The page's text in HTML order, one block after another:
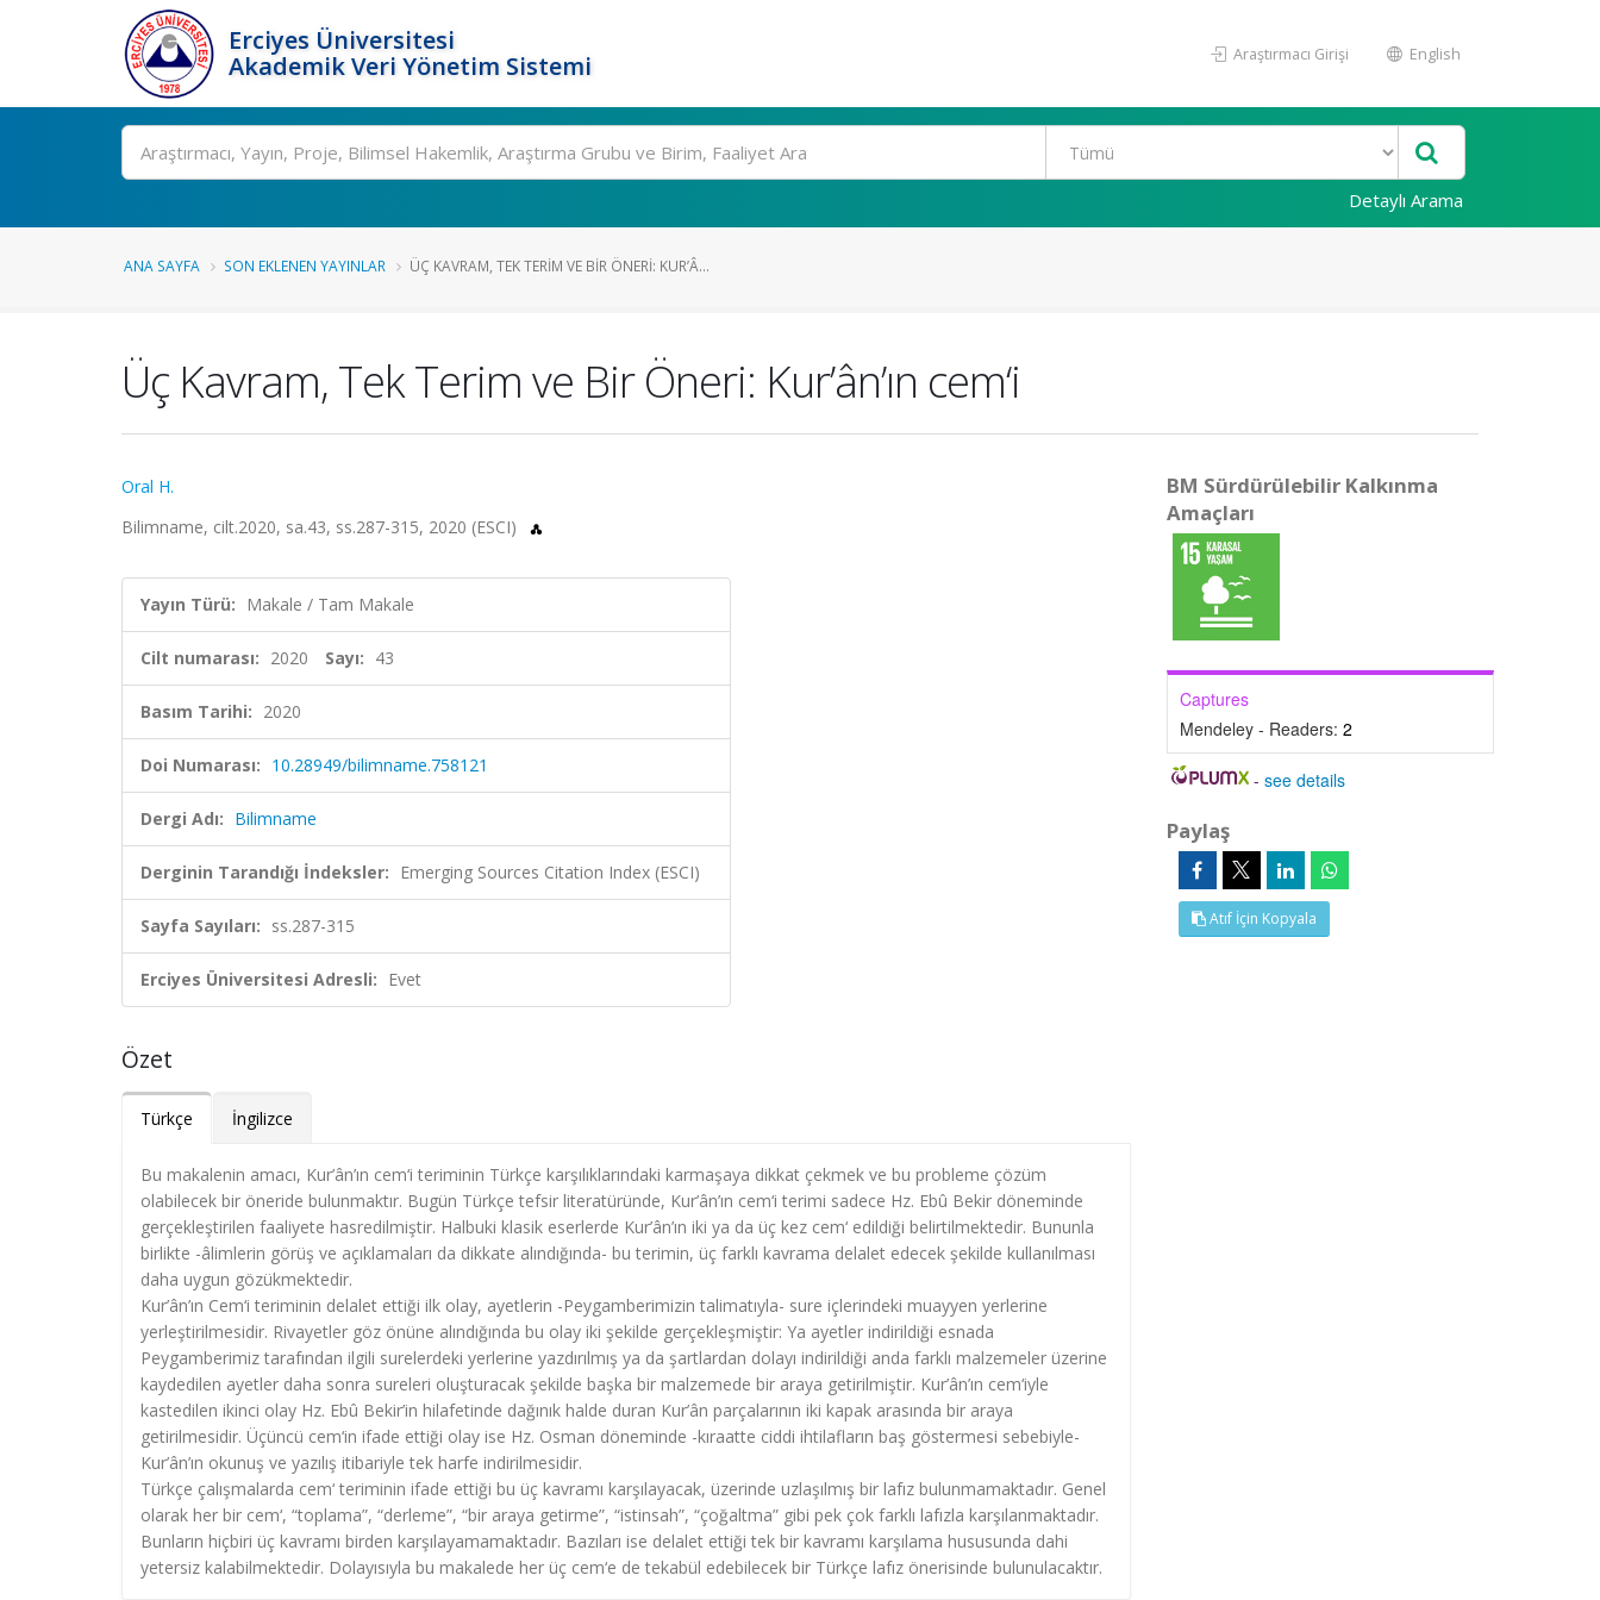
Erciyes Üniversitesi
Akademik Veri Yönetim Sistemi
Araştırmacı Girişi English
Ara
Detaylı Arama
ANA SAYFA SON EKLENEN YAYINLAR ÜÇ KAVRAM, TEK TERIM VE BIR ÖNERI: KUR’Â...
Üç Kavram, Tek Terim ve Bir Öneri: Kur’ân’ın cem‘i
Oral H.
Bilimname, cilt.2020, sa.43, ss.287-315, 2020 (ESCI)
Yayın Türü: Makale / Tam Makale
Cilt numarası: 2020 Sayı: 43
Basım Tarihi: 2020
Doi Numarası: 10.28949/bilimname.758121
Dergi Adı: Bilimname
Derginin Tarandığı İndeksler: Emerging Sources Citation Index (ESCI)
Sayfa Sayıları: ss.287-315
Erciyes Üniversitesi Adresli: Evet
Özet
Türkçe İngilizce
Bu makalenin amacı, Kur’ân’ın cem‘i teriminin Türkçe karşılıklarındaki karmaşaya dikkat çekmek ve bu probleme çözüm
olabilecek bir öneride bulunmaktır. Bugün Türkçe tefsir literatüründe, Kur’ân’ın cem‘i terimi sadece Hz. Ebû Bekir döneminde
gerçekleştirilen faaliyete hasredilmiştir. Halbuki klasik eserlerde Kur’ân’ın iki ya da üç kez cem‘ edildiği belirtilmektedir. Bununla
birlikte -âlimlerin görüş ve açıklamaları da dikkate alındığında- bu terimin, üç farklı kavrama delalet edecek şekilde kullanılması
daha uygun gözükmektedir.
Kur’ân’ın Cem‘i teriminin delalet ettiği ilk olay, ayetlerin -Peygamberimizin talimatıyla- sure içlerindeki muayyen yerlerine
yerleştirilmesidir. Rivayetler göz önüne alındığında bu olay iki şekilde gerçekleşmiştir: Ya ayetler indirildiği esnada
Peygamberimiz tarafından ilgili surelerdeki yerlerine yazdırılmış ya da şartlardan dolayı indirildiği anda farklı malzemeler üzerine
kaydedilen ayetler daha sonra sureleri oluşturacak şekilde başka bir malzemede bir araya getirilmiştir. Kur’ân’ın cem‘iyle
kastedilen ikinci olay Hz. Ebû Bekir’in hilafetinde dağınık halde duran Kur’ân parçalarının iki kapak arasında bir araya
getirilmesidir. Üçüncü cem‘in ifade ettiği olay ise Hz. Osman döneminde -kıraatte ciddi ihtilafların baş göstermesi sebebiyle-
Kur’ân’ın okunuş ve yazılış itibariyle tek harfe indirilmesidir.
Türkçe çalışmalarda cem‘ teriminin ifade ettiği bu üç kavramı karşılayacak, üzerinde uzlaşılmış bir lafız bulunmamaktadır. Genel
olarak her bir cem‘, “toplama”, “derleme”, “bir araya getirme”, “istinsah”, “çoğaltma” gibi pek çok farklı lafızla karşılanmaktadır.
Bunların hiçbiri üç kavramı birden karşılayamamaktadır. Bazıları ise delalet ettiği tek bir kavramı karşılama hususunda dahi
yetersiz kalabilmektedir. Dolayısıyla bu makalede her üç cem‘e de tekabül edebilecek bir Türkçe lafız önerisinde bulunulacaktır.
BM Sürdürülebilir Kalkınma
Amaçları
Captures
Mendeley - Readers: 2
-see details
Paylaş
Atıf İçin Kopyala